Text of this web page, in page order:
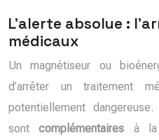
L’alerte absolue :
médicaux
Un magnétiseur ou
d’arrêter un traitement
potentiellement
sontcomplémentaires à la